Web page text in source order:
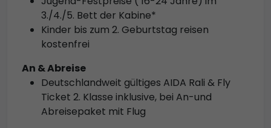
3./4./5. Bett der Kabine*
Kinder bis zum 2. Geburtstag reisen
kostenfrei
An & Abreise
Deutschlandweit gültiges AIDA Rali & Fly
Ticket 2. Klasse inklusive, bei An-und
Abreisepaket mit Flug